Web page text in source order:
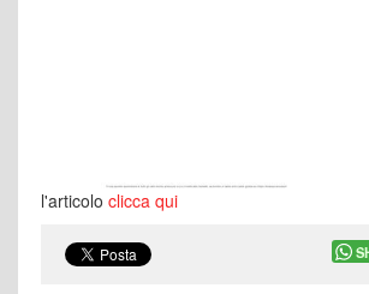
l'articolo clicca qui